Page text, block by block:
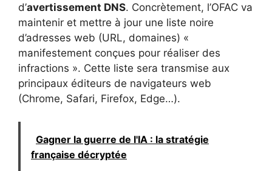
d’avertissement DNS. Concrètement, l’OFAC va
maintenir et mettre à jour une liste noire
d’adresses web (URL, domaines) «
manifestement conçues pour réaliser des
infractions ». Cette liste sera transmise aux
principaux éditeurs de navigateurs web
(Chrome, Safari, Firefox, Edge…).
Gagner la guerre de l'IA : la stratégie
française décryptée